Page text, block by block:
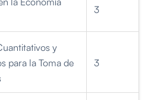
3
y
para la Toma de
3